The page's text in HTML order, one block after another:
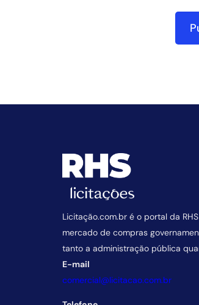
Licitação.com.br é o portal da
mercado de compras
tanto a administração pública
E-mail
comercial@licitacao.com.br